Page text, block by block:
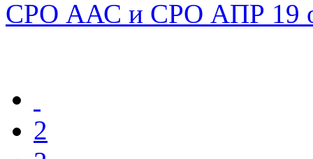
СРО ААС и СРО АПР 19
2